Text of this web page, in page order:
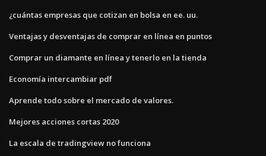
¿cuántas empresas que cotizan en bolsa en ee. uu.
Ventajas y desventajas de comprar en línea en puntos
Comprar un diamante en línea y tenerlo en la tienda
Economía intercambiar pdf
Aprende todo sobre el mercado de valores.
Mejores acciones cortas 2020
La escala de tradingview no funciona